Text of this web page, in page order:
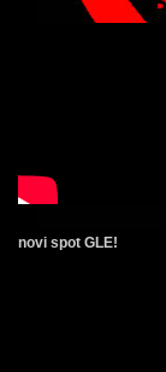
novi spot GLE!